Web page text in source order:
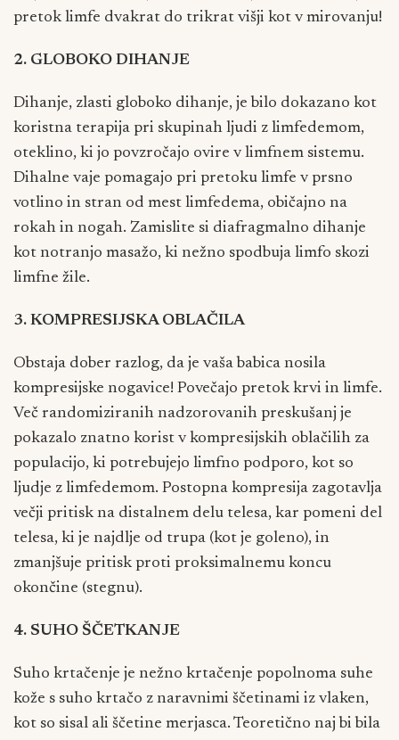
pretok limfe dvakrat do trikrat višji kot v mirovanju!
2. GLOBOKO DIHANJE
Dihanje, zlasti globoko dihanje, je bilo dokazano kot
koristna terapija pri skupinah ljudi z limfedemom,
oteklino, ki jo povzročajo ovire v limfnem sistemu.
Dihalne vaje pomagajo pri pretoku limfe v prsno
votlino in stran od mest limfedema, običajno na
rokah in nogah. Zamislite si diafragmalno dihanje
kot notranjo masažo, ki nežno spodbuja limfo skozi
limfne žile.
3. KOMPRESIJSKA OBLAČILA
Obstaja dober razlog, da je vaša babica nosila
kompresijske nogavice! Povečajo pretok krvi in limfe.
Več randomiziranih nadzorovanih preskušanj je
pokazalo znatno korist v kompresijskih oblačilih za
populacijo, ki potrebujejo limfno podporo, kot so
ljudje z limfedemom. Postopna kompresija zagotavlja
večji pritisk na distalnem delu telesa, kar pomeni del
telesa, ki je najdlje od trupa (kot je goleno), in
zmanjšuje pritisk proti proksimalnemu koncu
okončine (stegnu).
4. SUHO ŠČETKANJE
Suho krtačenje je nežno krtačenje popolnoma suhe
kože s suho krtačo z naravnimi ščetinami iz vlaken,
kot so sisal ali ščetine merjasca. Teoretično naj bi bila